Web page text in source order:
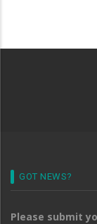
GOT NEWS?
Please submit